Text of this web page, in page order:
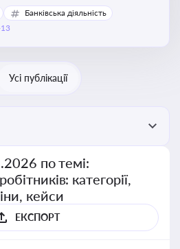
забезпечити їх участь у
країни сферах під
Банківська діяльність
Усі публікації
по темі:
категорії,
кейси
ЕКСПОРТ